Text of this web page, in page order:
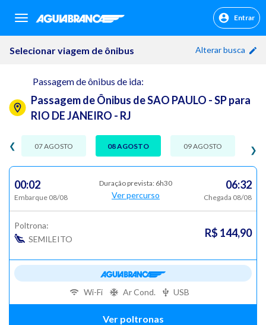
sr.header.toggle.navigation Entrar
Selecionar viagem de ônibus Alterar busca
Passagem de ônibus de ida:
Passagem de Ônibus de SAO PAULO - SP para
RIO DE JANEIRO - RJ
❯
❮ 07 AGOSTO 08 AGOSTO 09 AGOSTO
00:02
Embarque 08/08
Duração prevista: 6h30
Ver percurso
06:32
Chegada 08/08
Poltrona:
SEMILEITO
R$ 144,90
Ver poltronas
Wi-Fi Ar Cond. USB